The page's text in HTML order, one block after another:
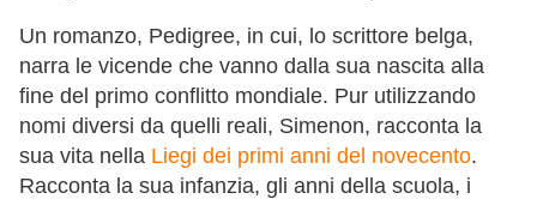
Un romanzo, Pedigree, in cui, lo scrittore belga,
narra le vicende che vanno dalla sua nascita alla
fine del primo conflitto mondiale. Pur utilizzando
nomi diversi da quelli reali, Simenon, racconta la
sua vita nella Liegi dei primi anni del novecento.
Racconta la sua infanzia, gli anni della scuola, i